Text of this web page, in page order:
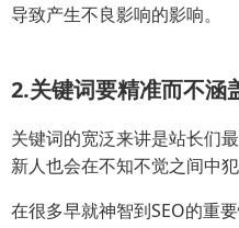
导致产生不良影响的影响。
2.关键词要精准而不涵
关键词的宽泛来讲是站长们
新人也会在不知不觉之间中犯
在很多早就神智到SEO的重